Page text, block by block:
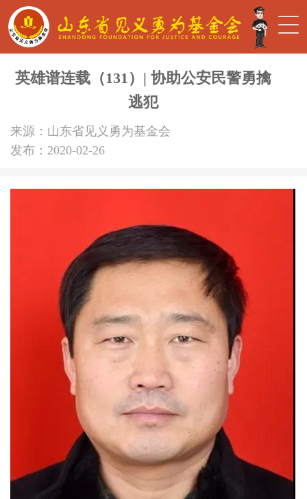
英雄谱连载（131）| 协助公安民警勇擒
逃犯
来源：山东省见义勇为基金会
发布：2020-02-26